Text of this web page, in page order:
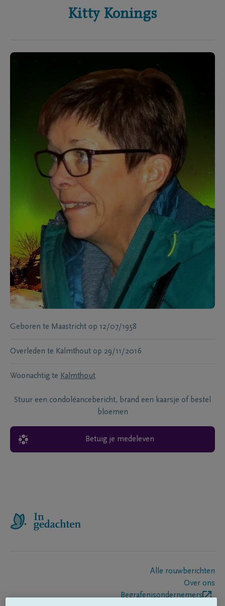
Kitty Konings
Geboren te Maastricht op 12/07/1958
Overleden te Kalmthout op 29/11/2016
Woonachtig te Kalmthout
Stuur een condoléancebericht, brand een kaarsje of bestel
bloemen
Betuig je medeleven
Alle rouwberichten
Over ons
Begrafenisondernemers